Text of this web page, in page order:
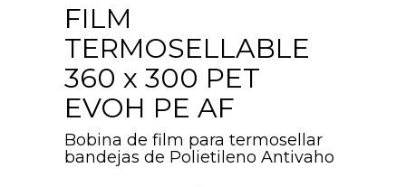
FILM
TERMOSELLABLE
360 x 300 PET
EVOH PE AF
Bobina de film para termosellar
bandejas de Polietileno Antivaho